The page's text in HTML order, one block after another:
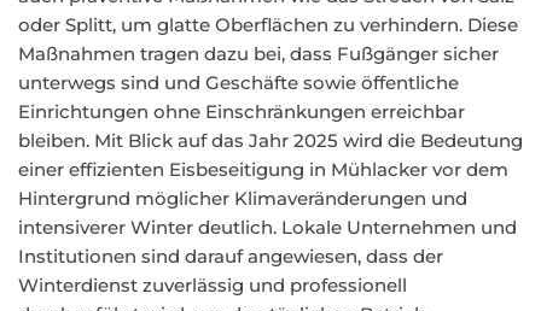
oder Splitt, um glatte Oberflächen zu verhindern. Diese
Maßnahmen tragen dazu bei, dass Fußgänger sicher
unterwegs sind und Geschäfte sowie öffentliche
Einrichtungen ohne Einschränkungen erreichbar
bleiben. Mit Blick auf das Jahr 2025 wird die Bedeutung
einer effizienten Eisbeseitigung in Mühlacker vor dem
Hintergrund möglicher Klimaveränderungen und
intensiverer Winter deutlich. Lokale Unternehmen und
Institutionen sind darauf angewiesen, dass der
Winterdienst zuverlässig und professionell